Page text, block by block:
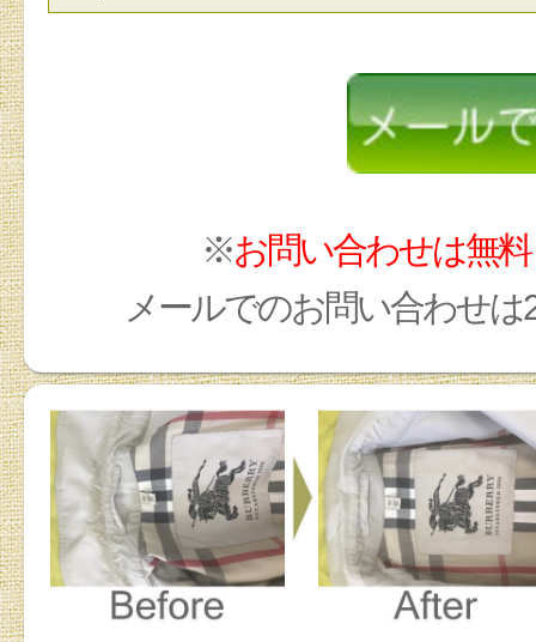
※お問い合わせは無
メールでのお問い合わせ